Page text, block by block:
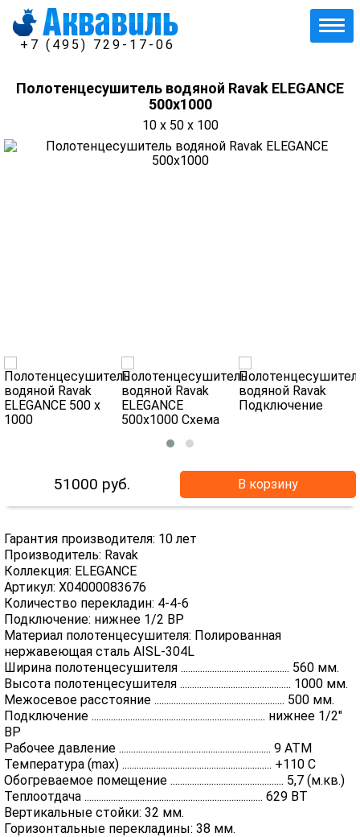
+7 (495) 729-17-06
Полотенцесушитель водяной Ravak ELEGANCE
500x1000
10 x 50 x 100
51000 руб. В корзину
Гарантия производителя: 10 лет
Производитель: Ravak
Коллекция: ELEGANCE
Артикул: X04000083676
Количество перекладин: 4-4-6
Подключение: нижнее 1/2 ВР
Материал полотенцесушителя: Полированная
нержавеющая сталь AISL-304L
Ширина полотенцесушителя ............................................. 560 мм.
Высота полотенцесушителя .............................................. 1000 мм.
Межосевое расстояние ...................................................... 500 мм.
Подключение ........................................................................ нижнее 1/2"
BP
Рабочее давление ............................................................... 9 АТМ
Температура (max) .............................................................. +110 C
Обогреваемое помещение ............................................... 5,7 (м.кв.)
Теплоотдача .......................................................................... 629 ВТ
Вертикальные стойки: 32 мм.
Горизонтальные перекладины: 38 мм.